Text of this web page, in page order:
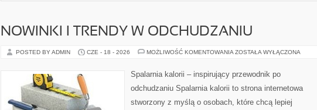
NOWINKI I TRENDY W ODCHUDZANIU
POSTED BY ADMIN CZE - 18 - 2026 MOŻLIWOŚĆ KOMENTOWANIA NOWINKI
ODCHUDZANIU
ZOSTAŁA WYŁĄCZONA
Spalarnia kalorii – inspirujący przewodnik po
odchudzaniu Spalarnia kalorii to strona internetowa
stworzony z myślą o osobach, które chcą lepiej